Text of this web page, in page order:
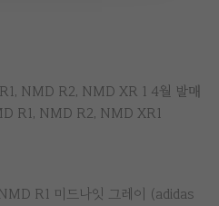
R1 미드나잇 그레이 (adidas